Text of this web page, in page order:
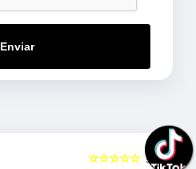
Enviar
5
☆☆☆☆☆